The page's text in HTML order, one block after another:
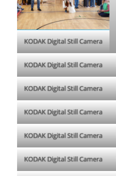
KODAK Digital Still Camera
KODAK Digital Still Camera
KODAK Digital Still Camera
KODAK Digital Still Camera
KODAK Digital Still Camera
KODAK Digital Still Camera